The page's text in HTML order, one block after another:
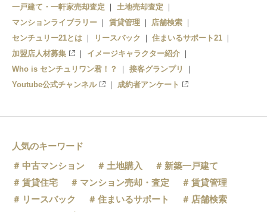
一戸建て・一軒家売却査定
土地売却査定
マンションライブラリー
賃貸管理
店舗検索
センチュリー21とは
リースバック
住まいるサポート21
加盟店人材募集
イメージキャラクター紹介
Who is センチュリワン君！？
接客グランプリ
Youtube公式チャンネル
成約者アンケート
人気のキーワード
中古マンション
土地購入
新築一戸建て
賃貸住宅
マンション売却・査定
賃貸管理
リースバック
住まいるサポート
店舗検索